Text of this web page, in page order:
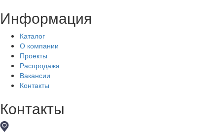
Информация
Каталог
О компании
Проекты
Распродажа
Вакансии
Контакты
Контакты